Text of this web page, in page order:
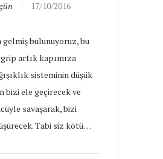
17/10/2016
gelmiş bulunuyoruz, bu
artık kapımıza
sisteminin düşük
bizi ele geçirecek ve
savaşarak, bizi
Tabi siz kötü…